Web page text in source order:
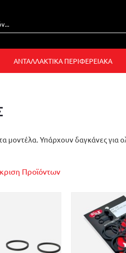
ΑΝΤΑΛΛΑΚΤΙΚΑ ΠΕΡΙΦΕΡΕΙΑΚΑ
μοντέλα. Υπάρχουν δαγκάνες για
Προϊόντων